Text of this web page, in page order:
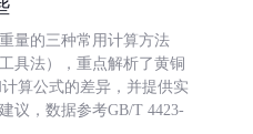
量的三种常用计算方法
具法），重点解析了黄铜
算公式的差异，并提供实
议，数据参考GB/T 4423-